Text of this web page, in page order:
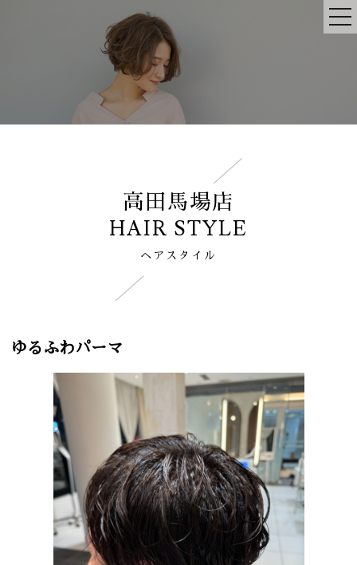
高田馬場店
HAIR STYLE
ヘアスタイル
ゆるふわパーマ